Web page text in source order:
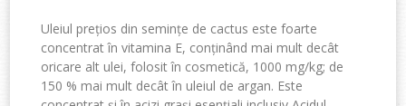
Uleiul prețios din semințe de cactus este foarte
concentrat în vitamina E, conținând mai mult decât
oricare alt ulei, folosit în cosmetică, 1000 mg/kg; de
150 % mai mult decât în uleiul de argan. Este